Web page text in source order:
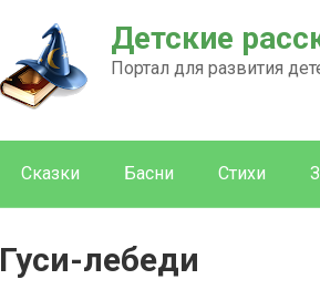
Детские
Портал для развития
Сказки Басни Стихи
Гуси-лебеди